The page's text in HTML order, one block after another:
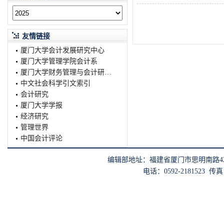
友情链接
厦门大学会计发展研究中心
厦门大学管理学院会计系
厦门大学财务管理与会计研究院
中文社会科学引文索引
会计研究
厦门大学学报
经济研究
管理世界
中国会计评论
编辑部地址：福建省厦门市思明南路
电话：0592-2181523 传